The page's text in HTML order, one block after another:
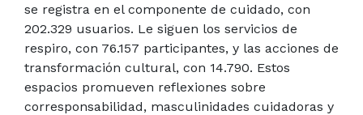
se registra en el componente de cuidado, con
202.329 usuarios. Le siguen los servicios de
respiro, con 76.157 participantes, y las acciones de
transformación cultural, con 14.790. Estos
espacios promueven reflexiones sobre
corresponsabilidad, masculinidades cuidadoras y